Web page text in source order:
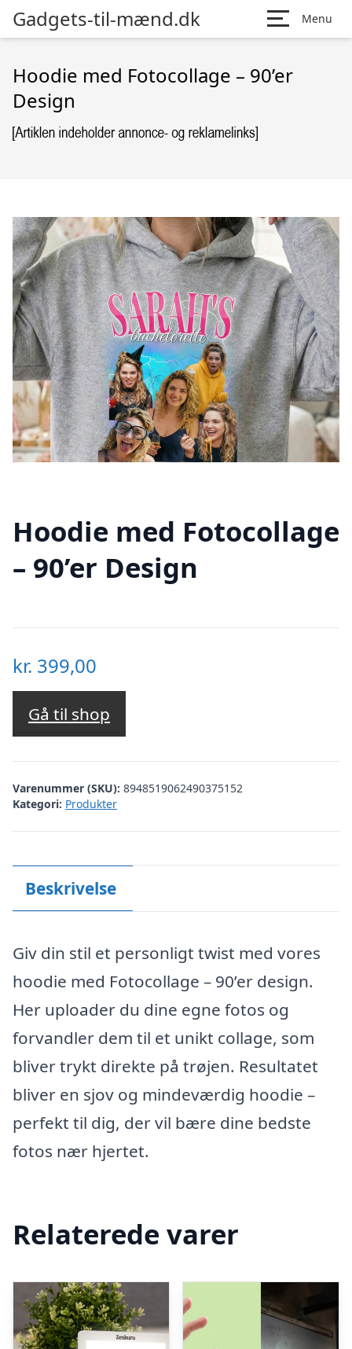
Gadgets-til-mænd.dk Menu
Hoodie med Fotocollage – 90’er
Design
Hoodie med Fotocollage
– 90’er Design
kr. 399,00
Gå til shop
Varenummer (SKU): 8948519062490375152
Kategori: Produkter
Beskrivelse
Giv din stil et personligt twist med vores
hoodie med Fotocollage – 90’er design.
Her uploader du dine egne fotos og
forvandler dem til et unikt collage, som
bliver trykt direkte på trøjen. Resultatet
bliver en sjov og mindeværdig hoodie –
perfekt til dig, der vil bære dine bedste
fotos nær hjertet.
Relaterede varer